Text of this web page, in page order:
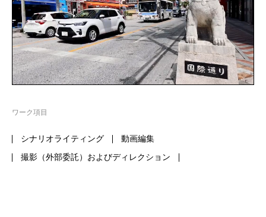
ワーク項目
シナリオライティング 動画編集
撮影（外部委託）およびディレクション